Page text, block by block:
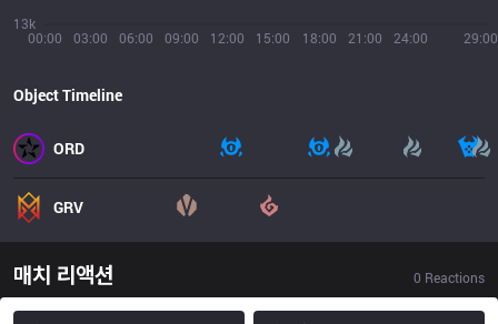
00:00 03:00 06:00 09:00 12:00 15:00 18:00 21:00 24:00 29:00
13k
Object Timeline
ORD
GRV
매치 리액션 0 Reactions